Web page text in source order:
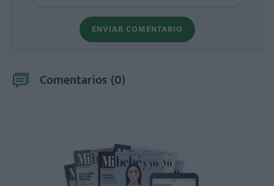
ENVIAR COMENTARIO
Comentarios (0)